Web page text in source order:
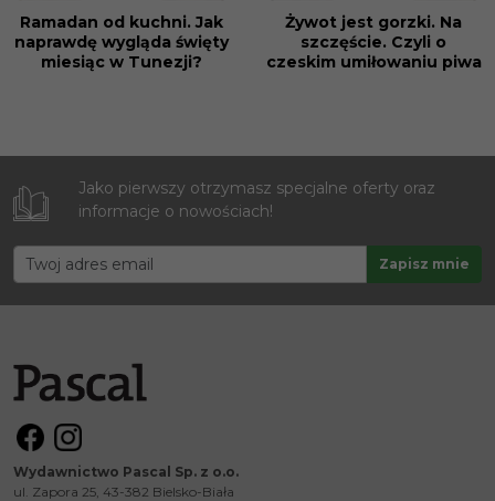
Ramadan od kuchni. Jak
naprawdę wygląda święty
miesiąc w Tunezji?
Żywot jest gorzki. Na
szczęście. Czyli o
czeskim umiłowaniu piwa
Jako pierwszy otrzymasz specjalne oferty oraz
informacje o nowościach!
Wydawnictwo Pascal Sp. z o.o.
ul. Zapora 25, 43-382 Bielsko-Biała